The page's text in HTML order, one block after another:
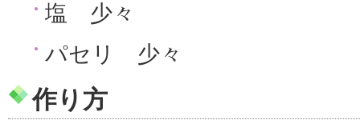
塩 少々
パセリ 少々
作り方